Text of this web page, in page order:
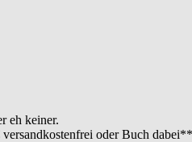
eh keiner.
versandkostenfrei oder Buch